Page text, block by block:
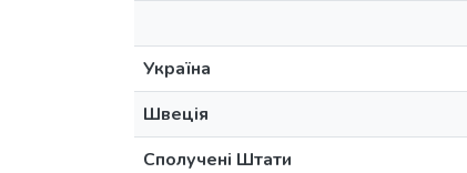
Україна
Швеція
Сполучені Штати